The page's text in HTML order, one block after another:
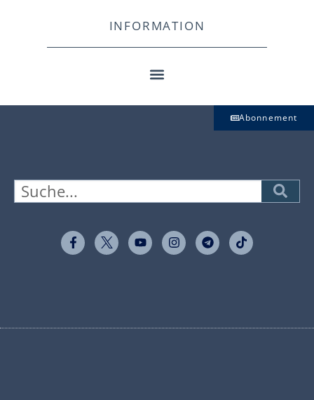
INFORMATION
Abonnement